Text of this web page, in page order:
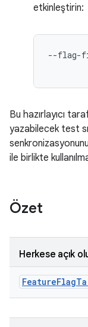
etkinleştirin:
--flag-
Bu hazırlayıcı
yazabilecek test
ile birlikte
Özet
Herkese açık
FeatureFlag